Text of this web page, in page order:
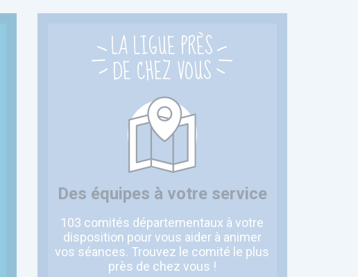
LA LIGUE PRÈS
DE CHEZ VOUS
Des équipes à votre service
103 comités départementaux à votre
disposition pour vous aider à animer
vos séances. Trouvez le comité le plus
près de chez vous !